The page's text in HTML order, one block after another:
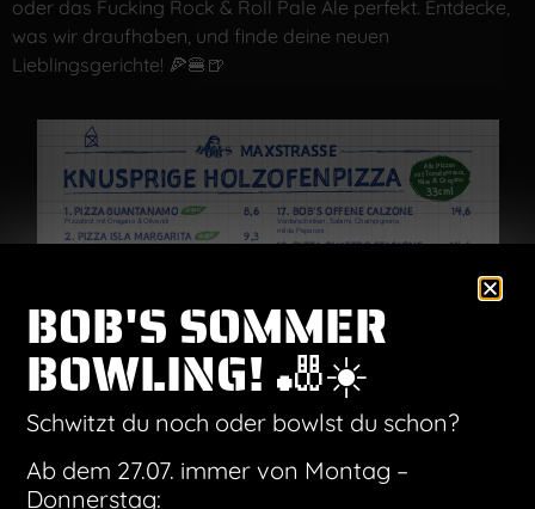
oder das Fucking Rock & Roll Pale Ale perfekt. Entdecke,
was wir draufhaben, und finde deine neuen
Lieblingsgerichte! 🍕🍔🍺
BOB'S SOMMER
BOWLING! 🎳☀️
Schwitzt du noch oder bowlst du schon?
Ab dem 27.07. immer von Montag –
Donnerstag: